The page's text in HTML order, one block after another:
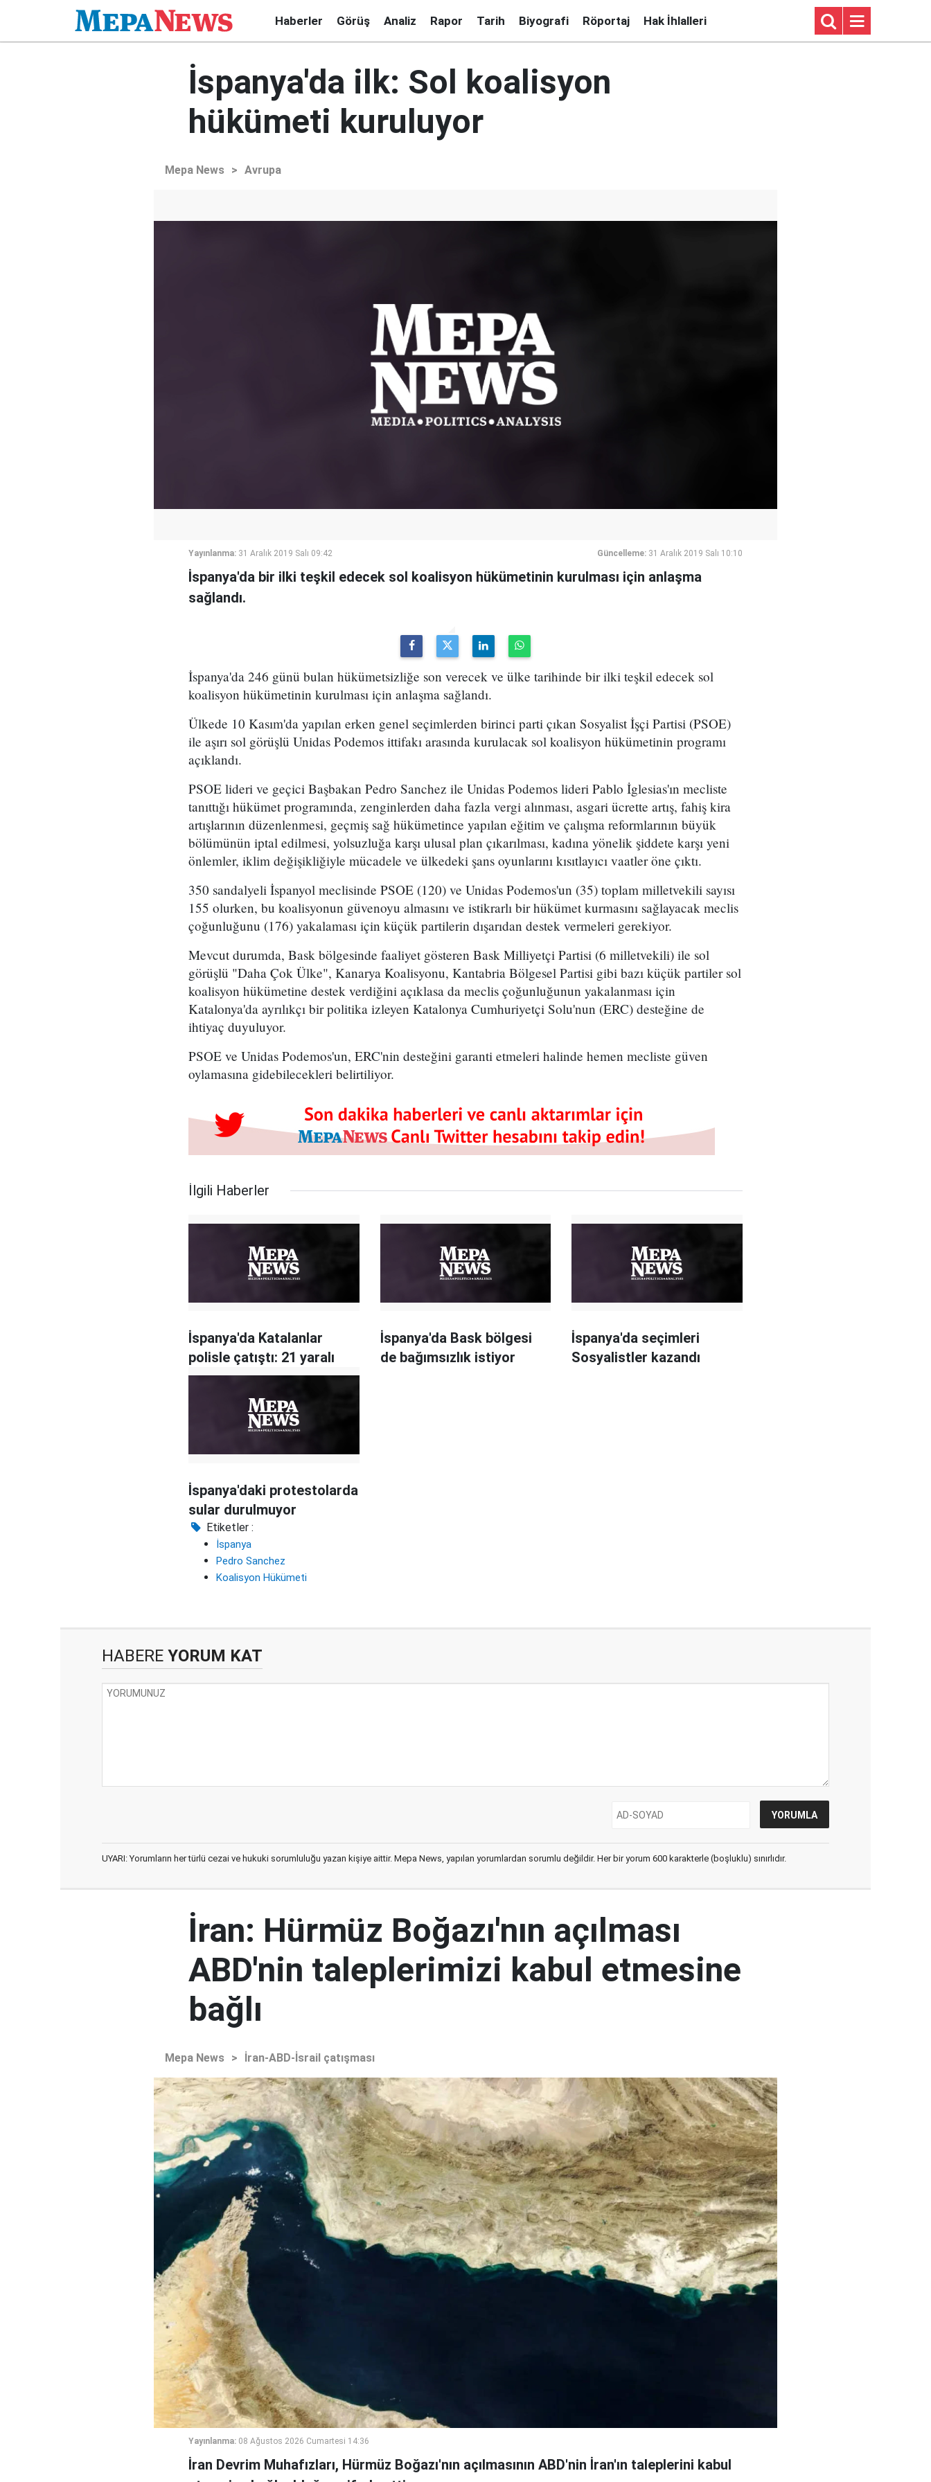
Haberler Görüş Analiz Rapor Tarih Biyografi Röportaj Hak İhlalleri
İspanya'da ilk: Sol koalisyon
hükümeti kuruluyor
Mepa News > Avrupa
Yayınlanma: 31 Aralık 2019 Salı 09:42 Güncelleme: 31 Aralık 2019 Salı 10:10
İspanya'da bir ilki teşkil edecek sol koalisyon hükümetinin kurulması için anlaşma
sağlandı.
İspanya'da 246 günü bulan hükümetsizliğe son verecek ve ülke tarihinde bir ilki teşkil edecek sol
koalisyon hükümetinin kurulması için anlaşma sağlandı.
Ülkede 10 Kasım'da yapılan erken genel seçimlerden birinci parti çıkan Sosyalist İşçi Partisi (PSOE)
ile aşırı sol görüşlü Unidas Podemos ittifakı arasında kurulacak sol koalisyon hükümetinin programı
açıklandı.
PSOE lideri ve geçici Başbakan Pedro Sanchez ile Unidas Podemos lideri Pablo İglesias'ın mecliste
tanıttığı hükümet programında, zenginlerden daha fazla vergi alınması, asgari ücrette artış, fahiş kira
artışlarının düzenlenmesi, geçmiş sağ hükümetince yapılan eğitim ve çalışma reformlarının büyük
bölümünün iptal edilmesi, yolsuzluğa karşı ulusal plan çıkarılması, kadına yönelik şiddete karşı yeni
önlemler, iklim değişikliğiyle mücadele ve ülkedeki şans oyunlarını kısıtlayıcı vaatler öne çıktı.
350 sandalyeli İspanyol meclisinde PSOE (120) ve Unidas Podemos'un (35) toplam milletvekili sayısı
155 olurken, bu koalisyonun güvenoyu almasını ve istikrarlı bir hükümet kurmasını sağlayacak meclis
çoğunluğunu (176) yakalaması için küçük partilerin dışarıdan destek vermeleri gerekiyor.
Mevcut durumda, Bask bölgesinde faaliyet gösteren Bask Milliyetçi Partisi (6 milletvekili) ile sol
görüşlü "Daha Çok Ülke", Kanarya Koalisyonu, Kantabria Bölgesel Partisi gibi bazı küçük partiler sol
koalisyon hükümetine destek verdiğini açıklasa da meclis çoğunluğunun yakalanması için
Katalonya'da ayrılıkçı bir politika izleyen Katalonya Cumhuriyetçi Solu'nun (ERC) desteğine de
ihtiyaç duyuluyor.
PSOE ve Unidas Podemos'un, ERC'nin desteğini garanti etmeleri halinde hemen mecliste güven
oylamasına gidebilecekleri belirtiliyor.
İlgili Haberler
İspanya'da Katalanlar
polisle çatıştı: 21 yaralı
İspanya'da Bask bölgesi
de bağımsızlık istiyor
İspanya'da seçimleri
Sosyalistler kazandı
İspanya'daki protestolarda
sular durulmuyor
Etiketler :
İspanya
Pedro Sanchez
Koalisyon Hükümeti
HABERE YORUM KAT
UYARI: Yorumların her türlü cezai ve hukuki sorumluluğu yazan kişiye aittir. Mepa News, yapılan yorumlardan sorumlu değildir. Her bir yorum 600 karakterle (boşluklu) sınırlıdır.
İran: Hürmüz Boğazı'nın açılması
ABD'nin taleplerimizi kabul etmesine
bağlı
Mepa News > İran-ABD-İsrail çatışması
Yayınlanma: 08 Ağustos 2026 Cumartesi 14:36
İran Devrim Muhafızları, Hürmüz Boğazı'nın açılmasının ABD'nin İran'ın taleplerini kabul